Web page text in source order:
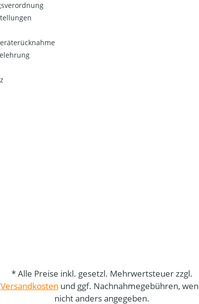
* Alle Preise inkl. gesetzl. Mehrwertsteuer zzgl.
Versandkosten und ggf. Nachnahmegebühren,
nicht anders angegeben.